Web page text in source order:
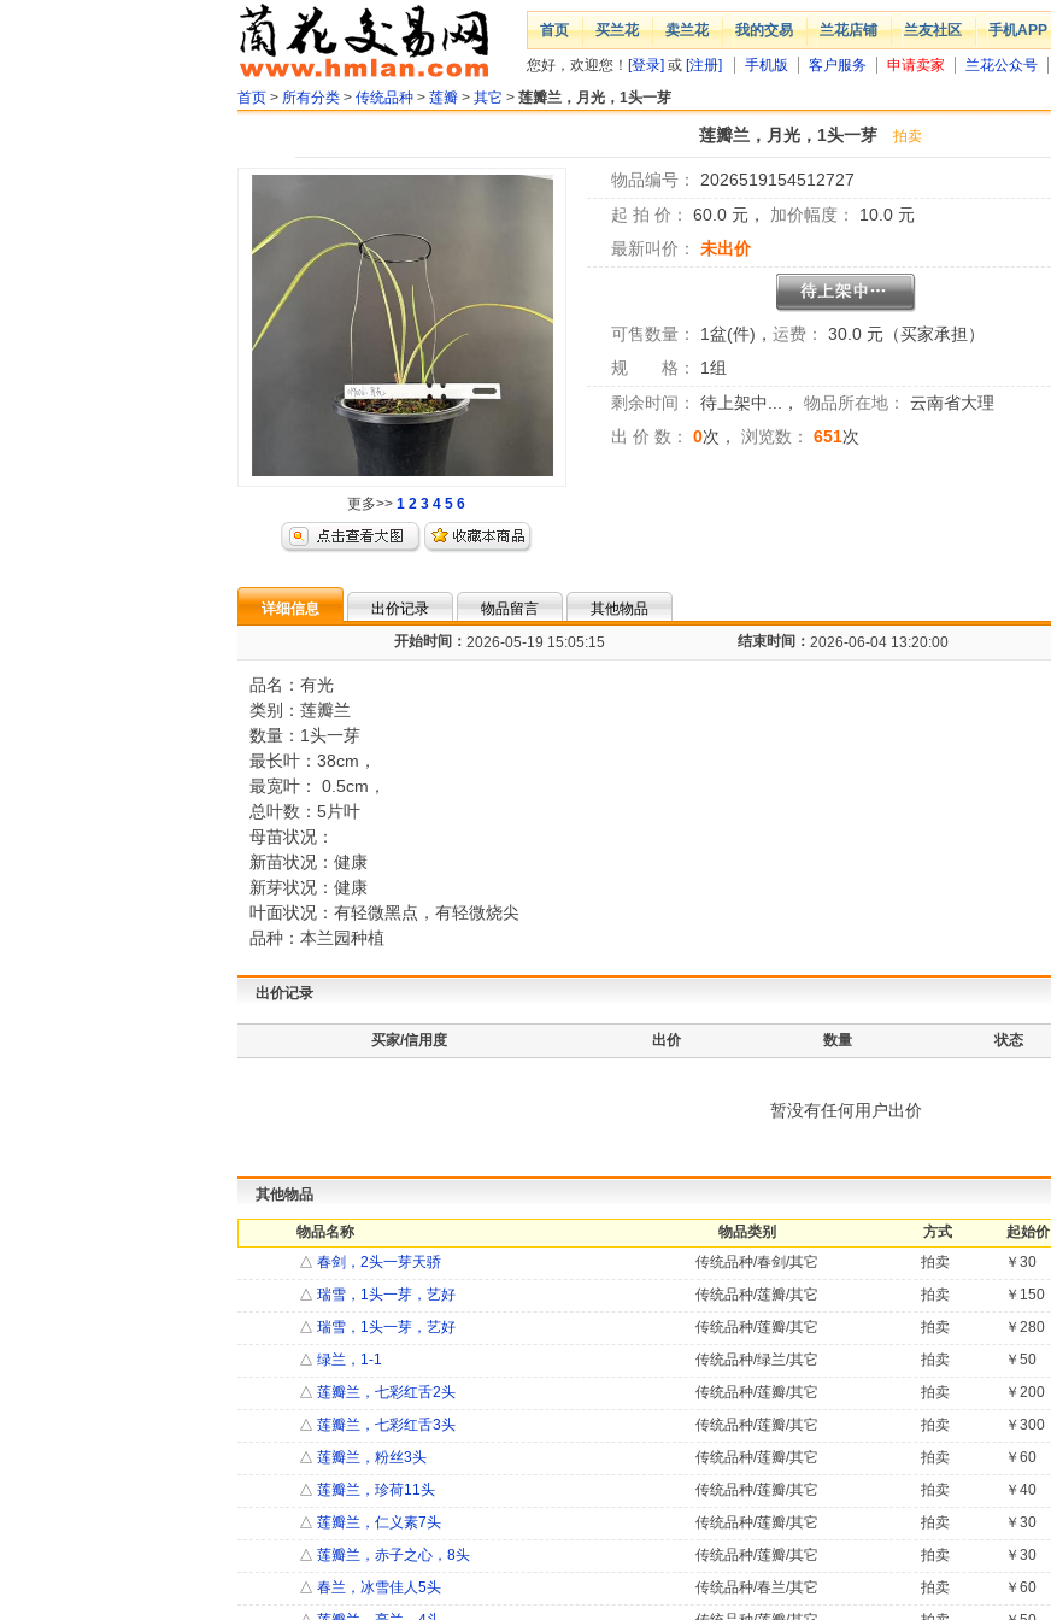
首页 买兰花 卖兰花 我的交易 兰花店铺 兰友社区 手机APP
您好，欢迎您！ [登录] 或 [注册] 手机版 客户服务 申请卖家 兰花公众号
首页 > 所有分类 > 传统品种 > 莲瓣 > 其它 > 莲瓣兰，月光，1头一芽
莲瓣兰，月光，1头一芽 拍卖
更多>> 1 2 3 4 5 6
物品编号：
2026519154512727
起 拍 价：
60.0 元， 加价幅度： 10.0 元
最新叫价：
未出价
可售数量： 1盆(件) ， 运费：
30.0 元（买家承担）
规 格：
1组
剩余时间：
待上架中... ， 物品所在地：
云南省大理
出 价 数：
0次， 浏览数： 651次
详细信息 出价记录 物品留言
其他物品
开始时间： 2026-05-19 15:05:15 结束时间： 2026-06-04 13:20:00
品名：有光
类别：莲瓣兰
数量：1头一芽
最长叶：38cm，
最宽叶： 0.5cm，
总叶数：5片叶
母苗状况：
新苗状况：健康
新芽状况：健康
叶面状况：有轻微黑点，有轻微烧尖
品种：本兰园种植
出价记录
买家/信用度 出价 数量 状态
暂没有任何用户出价
其他物品
物品名称 物品类别 方式 起始价
△ 春剑，2头一芽天骄 传统品种/春剑/其它 拍卖 ￥30
△ 瑞雪，1头一芽，艺好 传统品种/莲瓣/其它 拍卖 ￥150
△ 瑞雪，1头一芽，艺好 传统品种/莲瓣/其它 拍卖 ￥280
△ 绿兰，1-1 传统品种/绿兰/其它 拍卖 ￥50
△ 莲瓣兰，七彩红舌2头 传统品种/莲瓣/其它 拍卖 ￥200
△ 莲瓣兰，七彩红舌3头 传统品种/莲瓣/其它 拍卖 ￥300
△ 莲瓣兰，粉丝3头 传统品种/莲瓣/其它 拍卖 ￥60
△ 莲瓣兰，珍荷11头 传统品种/莲瓣/其它 拍卖 ￥40
△ 莲瓣兰，仁义素7头 传统品种/莲瓣/其它 拍卖 ￥30
△ 莲瓣兰，赤子之心，8头 传统品种/莲瓣/其它 拍卖 ￥30
△ 春兰，冰雪佳人5头 传统品种/春兰/其它 拍卖 ￥60